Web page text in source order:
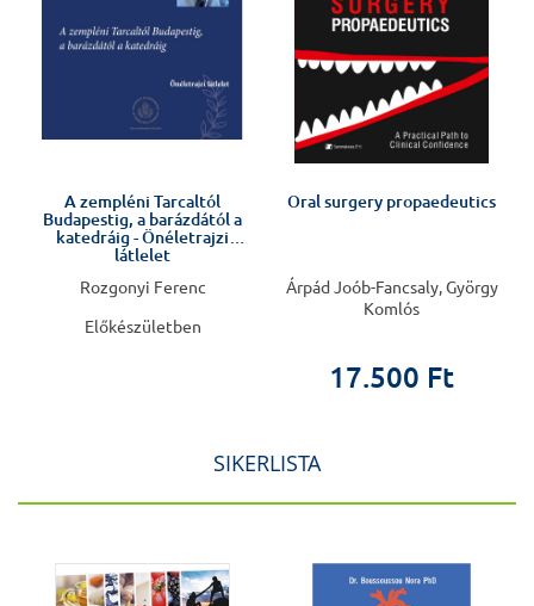
A zempléni Tarcaltól
Budapestig, a barázdától a
katedráig - Önéletrajzi
látlelet
Rozgonyi Ferenc
Előkészületben
Oral surgery propaedeutics
Árpád Joób-Fancsaly, György
Komlós
17.500 Ft
SIKERLISTA